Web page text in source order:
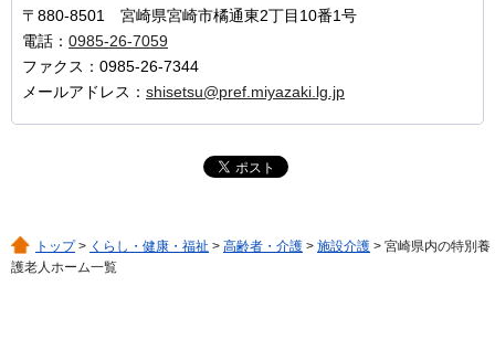
〒880-8501 宮崎県宮崎市橘通東2丁目10番1号
電話： 0985-26-7059
ファクス：0985-26-7344
メールアドレス： shisetsu@pref.miyazaki.lg.jp
トップ> くらし・健康・福祉 > 高齢者・介護 > 施設介護 > 宮崎県内の特別養
護老人ホーム一覧